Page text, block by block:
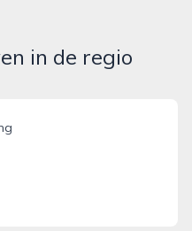
in de regio